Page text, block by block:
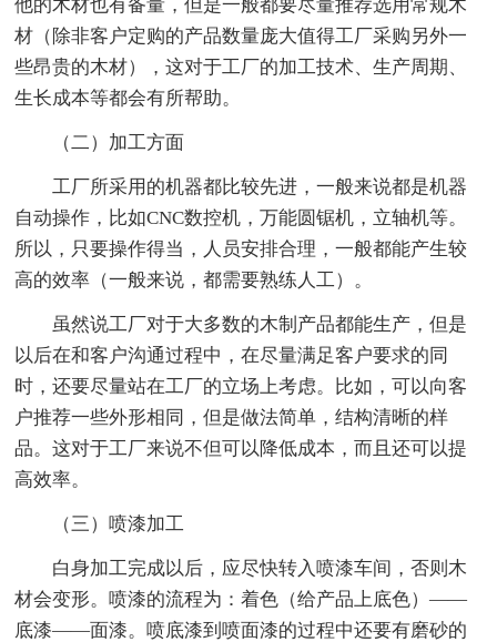
他的木材也有备量，但是一般都要尽量推荐选用常规木
材（除非客户定购的产品数量庞大值得工厂采购另外一
些昂贵的木材），这对于工厂的加工技术、生产周期、
生长成本等都会有所帮助。
（二）加工方面
工厂所采用的机器都比较先进，一般来说都是机器
自动操作，比如CNC数控机，万能圆锯机，立轴机等。
所以，只要操作得当，人员安排合理，一般都能产生较
高的效率（一般来说，都需要熟练人工）。
虽然说工厂对于大多数的木制产品都能生产，但是
以后在和客户沟通过程中，在尽量满足客户要求的同
时，还要尽量站在工厂的立场上考虑。比如，可以向客
户推荐一些外形相同，但是做法简单，结构清晰的样
品。这对于工厂来说不但可以降低成本，而且还可以提
高效率。
（三）喷漆加工
白身加工完成以后，应尽快转入喷漆车间，否则木
材会变形。喷漆的流程为：着色（给产品上底色）――
底漆――面漆。喷底漆到喷面漆的过程中还要有磨砂的